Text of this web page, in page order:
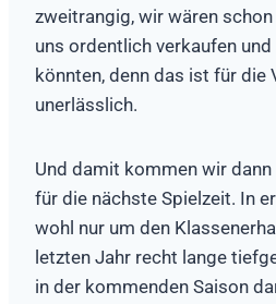
zweitrangig, wir wären
uns ordentlich verkaufen
könnten, denn das ist für die
unerlässlich.
Und damit kommen wir
für die nächste Spielzeit. In
wohl nur um den
letzten Jahr recht lange
in der kommenden Saison